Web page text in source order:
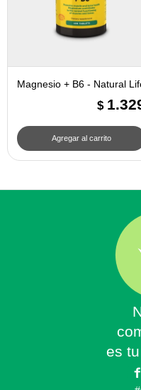
Magnesio + B6 - Natural
$
es tu
